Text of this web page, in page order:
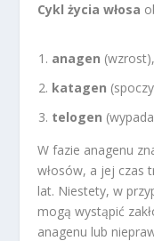
Cykl życia włosa
anagen (wzrost),
katagen
telogen
W fazie anagenu
włosów, a jej czas
lat. Niestety, w
mogą wystąpić
anagenu lub